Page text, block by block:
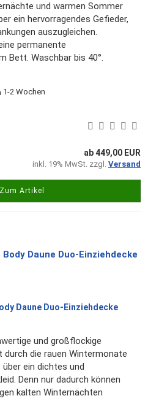
und warmen Sommer
ein hervorragendes Gefieder,
auszugleichen.
permanente
Bett. Waschbar bis 40°.
1-2 Wochen
ab 449,00 EUR
inkl. 19% MwSt. zzgl. Versand
Zum Artikel
Daune Duo-Einziehdecke
und großflockige
durch die rauen Wintermonate
ein dichtes und
Denn nur dadurch können
kalten Winternächten